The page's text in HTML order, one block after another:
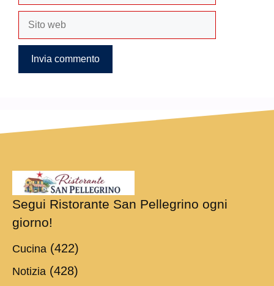
Segui Ristorante San Pellegrino ogni
giorno!
Cucina (422)
Notizia (428)